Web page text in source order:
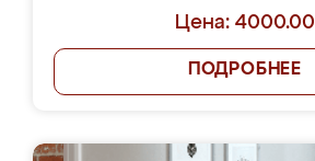
Цена: 4000.00
ПОДРОБНЕЕ